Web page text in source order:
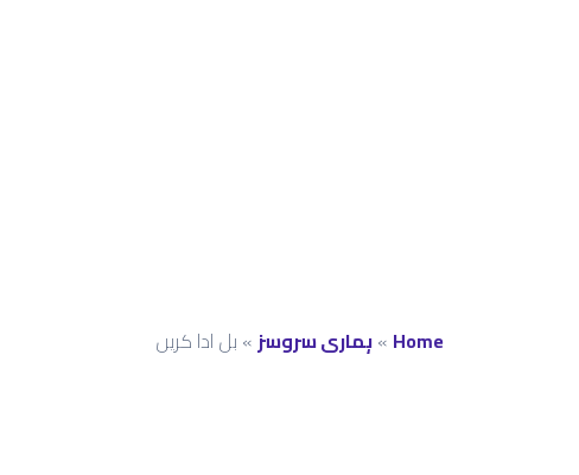
Home
»ہماری سروسز» بل ادا کریں